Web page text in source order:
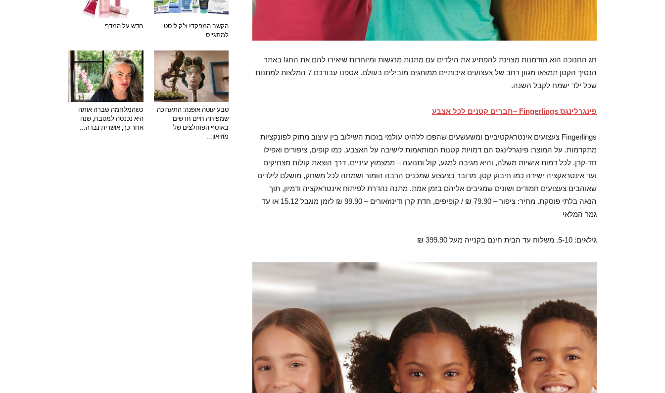
חג החנוכה הוא הזדמנות מצוינת להפתיע את הילדים עם מתנות מרגשות ומיוחדות שיאירו להם את החג! באתר
הנסיך הקטן תמצאו מגוון רחב של צעצועים איכותיים ממותגים מובילים בעולם. אספנו עבורכם 7 המלצות למתנות
שכל ילד ישמח לקבל השנה.
פינגרלינגס Fingerlings – חברים קטנים לכל אצבע
Fingerlings צעצועים אינטראקטיביים ומשעשעים שהפכו ללהיט עולמי בזכות השילוב בין עיצוב מתוק לפונקציות
מתקדמות. על המוצר: פינגרלינגס הם דמויות קטנות המותאמות לישיבה על האצבע, כמו קופים, ציפורים ואפילו
חד-קרן. לכל דמות אישיות משלה, והיא מגיבה למגע, קול ותנועה – ממצמוץ עיניים, דרך הוצאת קולות מצחיקים
ועד אינטראקציה ישירה כמו חיבוק קטן. מדובר בצעצוע שמכניס הרבה הומור ושמחה לכל משחק, מושלם לילדים
שאוהבים צעצועים חמודים ושונים שמגיבים אליהם בזמן אמת. מתנה נהדרת לפיתוח אינטראקציה ודמיון, תוך
הנאה בלתי פוסקת. מחיר: ציפור – 79.90 ₪ / קופיפים, חדת קרן ודינוזאורים – 99.90 ₪ לזמן מוגבל 15.12 או עד
גמר המלאי
גילאים: 5-10. משלוח עד הבית חינם בקנייה מעל 399.90 ₪
הקשב המפקד! צ'ק ליסט
למתגייס
חדש על המדף
טבע עוטה אופנה: התערוכה
שמפיחה חיים חדשים
באוסף הפוחלצים של
מוזיאון...
כשהמלחמה שברה אותה
היא נכנסה למטבח, שנה
אחר כך, אושרית נברה...